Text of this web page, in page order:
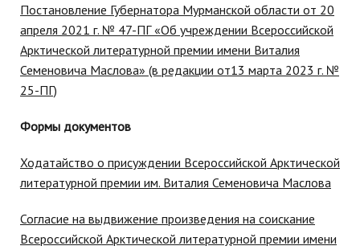
Постановление Губернатора Мурманской области от 20
апреля 2021 г. № 47-ПГ «Об учреждении Всероссийской
Арктической литературной премии имени Виталия
Семеновича Маслова» (в редакции от13 марта 2023 г. №
25-ПГ)
Формы документов
Ходатайство о присуждении Всероссийской Арктической
литературной премии им. Виталия Семеновича Маслова
Согласие на выдвижение произведения на соискание
Всероссийской Арктической литературной премии имени